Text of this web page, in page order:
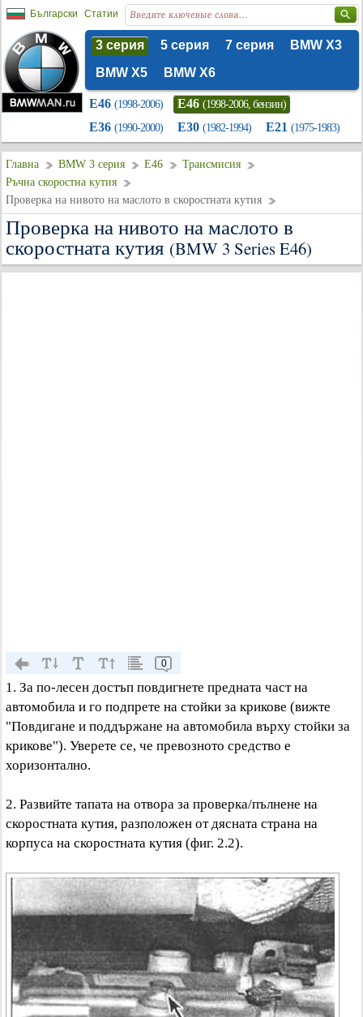
Български Статии
3 серия 5 серия 7 серия
BMW X3
BMW X5
BMW X6
E46 (1998-2006) E46 (1998-2006, бензин)
E36 (1990-2000) E30 (1982-1994) E21 (1975-1983)
Главна BMW 3 серия E46
Трансмисия
Ръчна скоростна кутия
Проверка на нивото на маслото в скоростната кутия
Проверка на нивото на маслото в
скоростната кутия (BMW 3 Series E46)
0
1. За по-лесен достъп повдигнете предната част на
автомобила и го подпрете на стойки за крикове (вижте
"Повдигане и поддържане на автомобила върху стойки за
крикове"). Уверете се, че превозното средство е
хоризонтално.
2. Развийте тапата на отвора за проверка/пълнене на
скоростната кутия, разположен от дясната страна на
корпуса на скоростната кутия (фиг. 2.2).